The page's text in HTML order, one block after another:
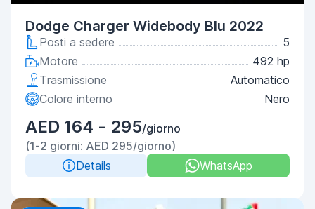
Dodge Charger Widebody Blu 2022
Posti a sedere
5
Motore
492 hp
Trasmissione
Automatico
Colore interno
Nero
AED 164 - 295/giorno
(1-2 giorni: AED 295/giorno)
Details
WhatsApp